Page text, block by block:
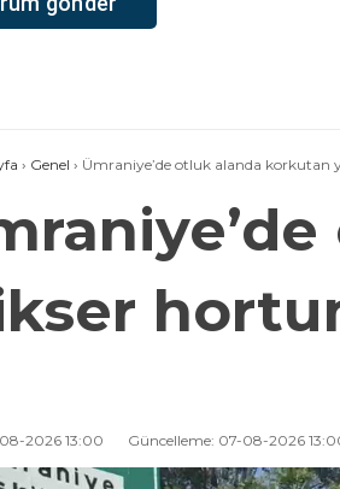
› Genel › Ümraniye’de otluk alanda korkutan
2026 13:00 Güncelleme: 07-08-2026